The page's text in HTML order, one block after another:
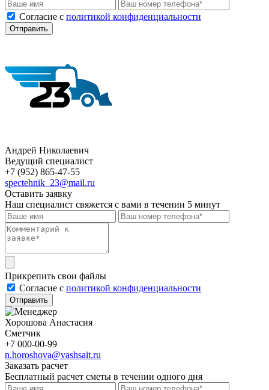
Cогласие с политикой конфиденциальности
Отправить
Андрей Николаевич
Ведущий специалист
+7 (952) 865-47-55
spectehnik_23@mail.ru
Оставить заявку
Наш специалист свяжется с вами в течении 5 минут
Прикрепить свои файлы
Cогласие с политикой конфиденциальности
Отправить
Хорошова Анастасия
Сметчик
+7 000-00-99
n.horoshova@vashsait.ru
Заказать расчет
Бесплатный расчет сметы в течении одного дня